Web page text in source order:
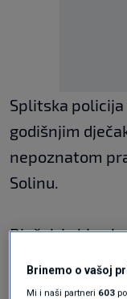
Splitska policija
godišnjim
nepoznatom
Solinu.
Dječak je bio
Brinemo o vašoj
Mi i naši partneri 603